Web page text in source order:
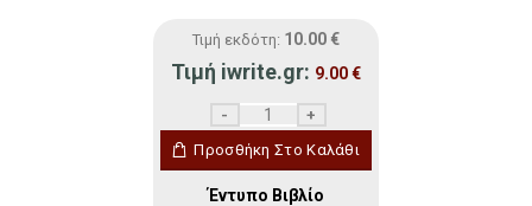
Τιμή εκδότη: 10.00 €
Τιμή iwrite.gr: 9.00€
Προσθήκη Στο Καλάθι
Έντυπο Βιβλίο